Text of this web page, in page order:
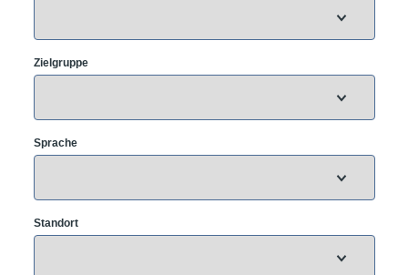
Zielgruppe
Sprache
Standort